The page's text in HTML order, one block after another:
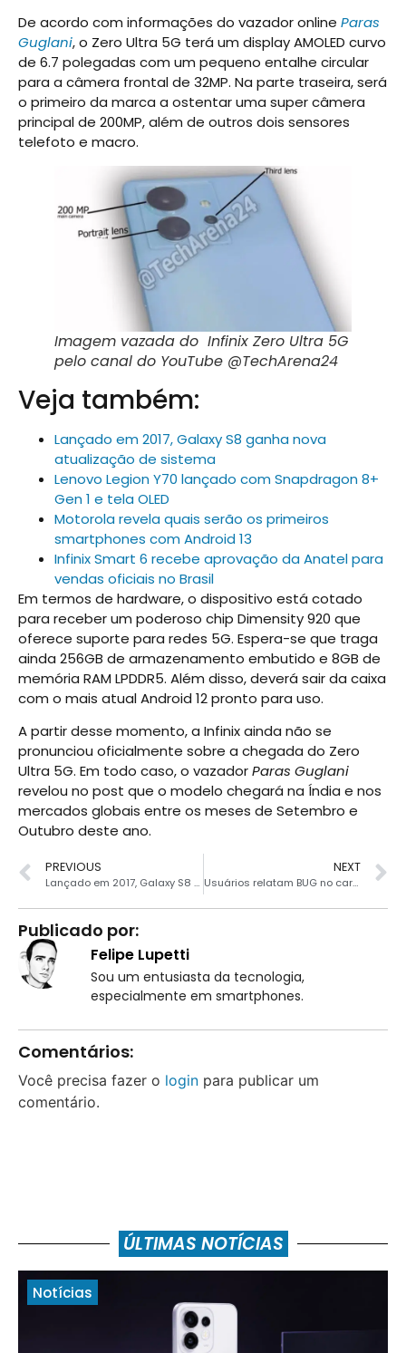
De acordo com informações do vazador online Paras
Guglani, o Zero Ultra 5G terá um display AMOLED curvo
de 6.7 polegadas com um pequeno entalhe circular
para a câmera frontal de 32MP. Na parte traseira, será
o primeiro da marca a ostentar uma super câmera
principal de 200MP, além de outros dois sensores
telefoto e macro.
Imagem vazada do Infinix Zero Ultra 5G
pelo canal do YouTube @TechArena24
Veja também:
Lançado em 2017, Galaxy S8 ganha nova
atualização de sistema
Lenovo Legion Y70 lançado com Snapdragon 8+
Gen 1 e tela OLED
Motorola revela quais serão os primeiros
smartphones com Android 13
Infinix Smart 6 recebe aprovação da Anatel para
vendas oficiais no Brasil
Em termos de hardware, o dispositivo está cotado
para receber um poderoso chip Dimensity 920 que
oferece suporte para redes 5G. Espera-se que traga
ainda 256GB de armazenamento embutido e 8GB de
memória RAM LPDDR5. Além disso, deverá sair da caixa
com o mais atual Android 12 pronto para uso.
A partir desse momento, a Infinix ainda não se
pronunciou oficialmente sobre a chegada do Zero
Ultra 5G. Em todo caso, o vazadorParas Guglani
revelou no post que o modelo chegará na Índia e nos
mercados globais entre os meses de Setembro e
Outubro deste ano.
PREVIOUS
Lançado em 2017, Galaxy S8 ganha nova atualização de sistema
NEXT
Usuários relatam BUG no carregamento super rápido no S20 FE após atualização
Publicado por:
Felipe Lupetti
Sou um entusiasta da tecnologia,
especialmente em smartphones.
Comentários:
Você precisa fazer o login para publicar um
comentário.
ÚLTIMAS NOTÍCIAS
Notícias